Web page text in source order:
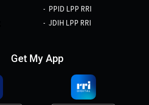
PPID LPP RRI
JDIH LPP RRI
Get My App